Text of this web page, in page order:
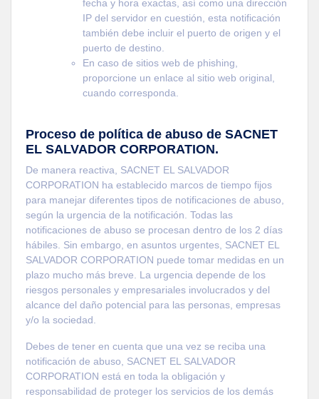
fecha y hora exactas, así como una dirección
IP del servidor en cuestión, esta notificación
también debe incluir el puerto de origen y el
puerto de destino.
En caso de sitios web de phishing,
proporcione un enlace al sitio web original,
cuando corresponda.
Proceso de política de abuso de SACNET
EL SALVADOR CORPORATION.
De manera reactiva, SACNET EL SALVADOR
CORPORATION ha establecido marcos de tiempo fijos
para manejar diferentes tipos de notificaciones de abuso,
según la urgencia de la notificación. Todas las
notificaciones de abuso se procesan dentro de los 2 días
hábiles. Sin embargo, en asuntos urgentes, SACNET EL
SALVADOR CORPORATION puede tomar medidas en un
plazo mucho más breve. La urgencia depende de los
riesgos personales y empresariales involucrados y del
alcance del daño potencial para las personas, empresas
y/o la sociedad.
Debes de tener en cuenta que una vez se reciba una
notificación de abuso, SACNET EL SALVADOR
CORPORATION está en toda la obligación y
responsabilidad de proteger los servicios de los demás